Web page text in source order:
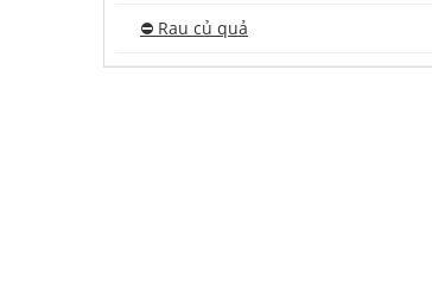
⛔️ Rau củ quả